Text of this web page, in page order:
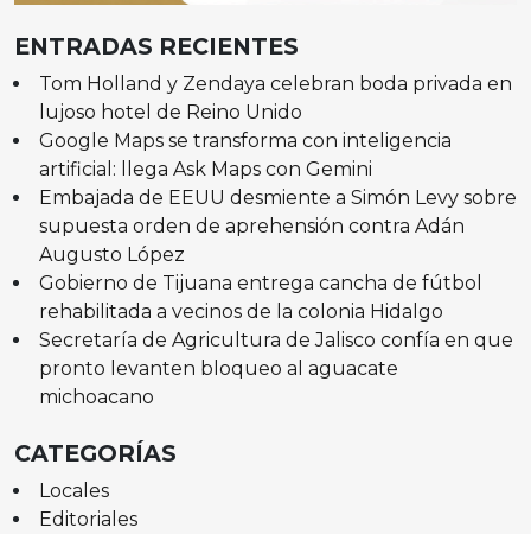
ENTRADAS RECIENTES
Tom Holland y Zendaya celebran boda privada en
lujoso hotel de Reino Unido
Google Maps se transforma con inteligencia
artificial: llega Ask Maps con Gemini
Embajada de EEUU desmiente a Simón Levy sobre
supuesta orden de aprehensión contra Adán
Augusto López
Gobierno de Tijuana entrega cancha de fútbol
rehabilitada a vecinos de la colonia Hidalgo
Secretaría de Agricultura de Jalisco confía en que
pronto levanten bloqueo al aguacate
michoacano
CATEGORÍAS
Locales
Editoriales